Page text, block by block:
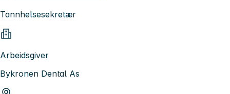
Tannhelsesekretær
Arbeidsgiver
Bykronen Dental As